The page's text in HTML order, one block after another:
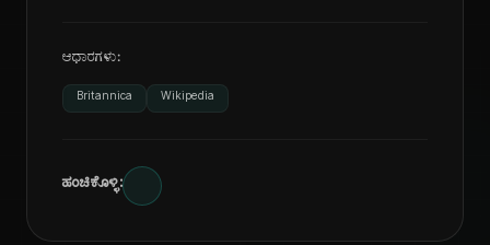
ಆಧಾರಗಳು:
Britannica Wikipedia
ಹಂಚಿಕೊಳ್ಳಿ: